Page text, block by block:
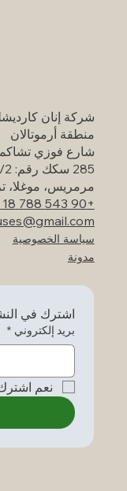
شركة إنان
منطقة أرموتالان
شارع فوزي
285 سكك رقم: 1/2
مرمريس، موغلا،
+90 543 788 18 61
سياسة الخصوصية
مدونة
اشترك في
بريد إلكتروني *
نعم